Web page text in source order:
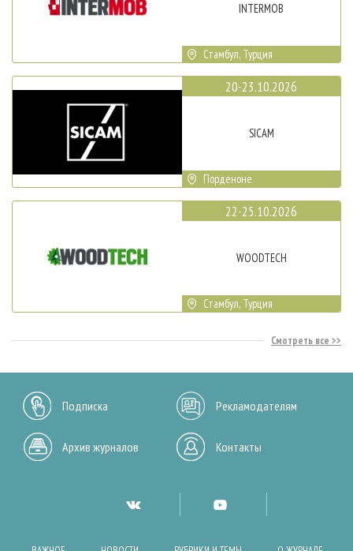
INTERMOB
Стамбул, Турция
20-23.10.2026
SICAM
Порденоне
22-25.10.2026
WOODTECH
Стамбул, Турция
Смотреть все
Подписка Рекламодателям
Архив журналов Контакты